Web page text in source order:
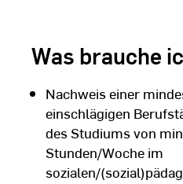
Was brauche
Nachweis einer
einschlägigen
des Studiums von
Stunden/Woche im
sozialen/